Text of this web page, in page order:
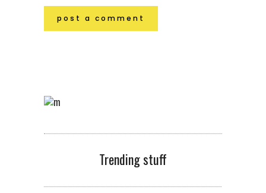
Trending stuff